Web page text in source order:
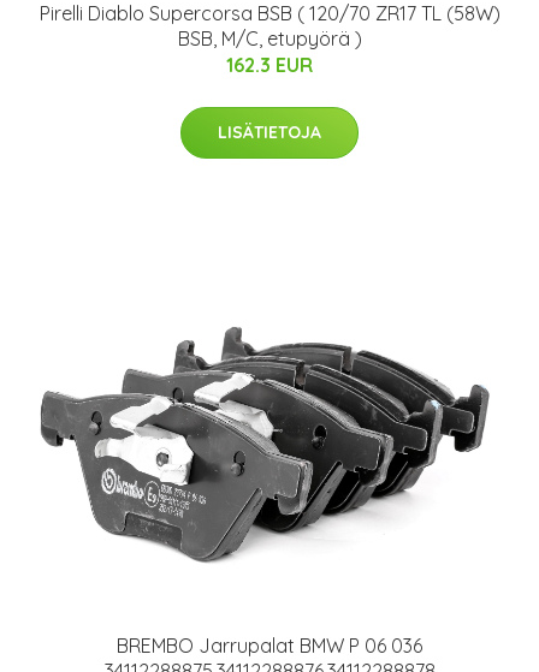
Pirelli Diablo Supercorsa BSB ( 120/70 ZR17 TL (58W)
BSB, M/C, etupyörä )
162.3 EUR
LISÄTIETOJA
BREMBO Jarrupalat BMW P 06 036